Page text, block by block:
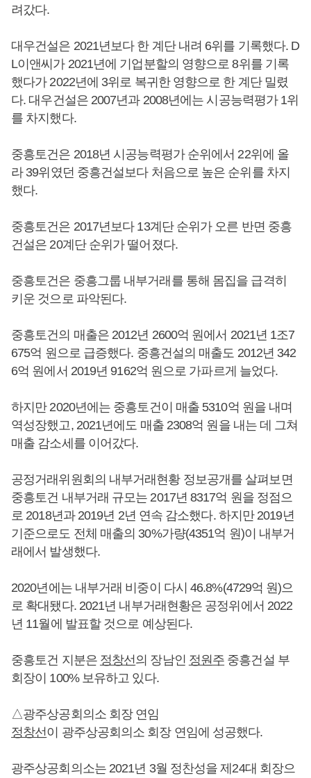
려갔다.
대우건설은 2021년보다 한 계단 내려 6위를 기록했다. D
L이앤씨가 2021년에 기업분할의 영향으로 8위를 기록
했다가 2022년에 3위로 복귀한 영향으로 한 계단 밀렸
다. 대우건설은 2007년과 2008년에는 시공능력평가 1위
를 차지했다.
중흥토건은 2018년 시공능력평가 순위에서 22위에 올
라 39위였던 중흥건설보다 처음으로 높은 순위를 차지
했다.
중흥토건은 2017년보다 13계단 순위가 오른 반면 중흥
건설은 20계단 순위가 떨어졌다.
중흥토건은 중흥그룹 내부거래를 통해 몸집을 급격히
키운 것으로 파악된다.
중흥토건의 매출은 2012년 2600억 원에서 2021년 1조7
675억 원으로 급증했다. 중흥건설의 매출도 2012년 342
6억 원에서 2019년 9162억 원으로 가파르게 늘었다.
하지만 2020년에는 중흥토건이 매출 5310억 원을 내며
역성장했고, 2021년에도 매출 2308억 원을 내는 데 그쳐
매출 감소세를 이어갔다.
공정거래위원회의 내부거래현황 정보공개를 살펴보면
중흥토건 내부거래 규모는 2017년 8317억 원을 정점으
로 2018년과 2019년 2년 연속 감소했다. 하지만 2019년
기준으로도 전체 매출의 30%가량(4351억 원)이 내부거
래에서 발생했다.
2020년에는 내부거래 비중이 다시 46.8%(4729억 원)으
로 확대됐다. 2021년 내부거래현황은 공정위에서 2022
년 11월에 발표할 것으로 예상된다.
중흥토건 지분은 정창선의 장남인 정원주 중흥건설 부
회장이 100% 보유하고 있다.
△광주상공회의소 회장 연임
정창선이 광주상공회의소 회장 연임에 성공했다.
광주상공회의소는 2021년 3월 정찬성을 제24대 회장으